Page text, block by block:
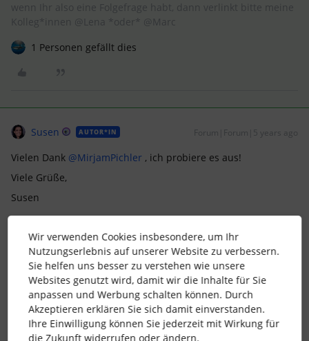
1 Personen gefällt dies
Susen AUTOR*IN Forum|Forum|5 years ago
Vielen Dank @MirjamPichler , ich probiere es aus!
Viele Grüße,
Susen
1 Personen gefällt dies
Ulli Forum|Forum|5 years ago
Wir verwenden Cookies insbesondere, um Ihr
Nutzungserlebnis auf unserer Website zu verbessern.
Sie helfen uns besser zu verstehen wie unsere
Websites genutzt wird, damit wir die Inhalte für Sie
anpassen und Werbung schalten können. Durch
Akzeptieren erklären Sie sich damit einverstanden.
Ihre Einwilligung können Sie jederzeit mit Wirkung für
die Zukunft widerrufen oder ändern.